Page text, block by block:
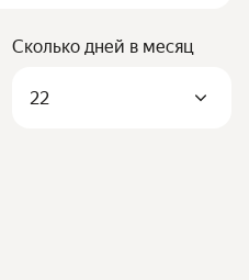
Сколько дней в месяц
22